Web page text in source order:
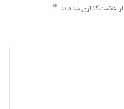
علامت‌گذاری شده‌اند *